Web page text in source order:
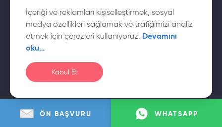
ÖN BAŞVURU WHATSAPP
İçeriği ve reklamları kişiselleştirmek, sosyal
medya özellikleri sağlamak ve trafiğimizi analiz
etmek için çerezleri kullanıyoruz. Devamını
oku…
Kabul Et
Dil Okulları
Yurtdışı Üniversiteler
© Global
Vizyon